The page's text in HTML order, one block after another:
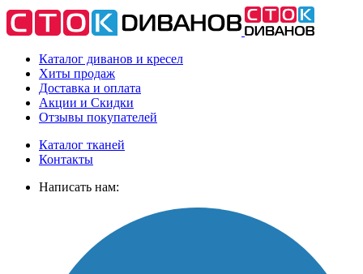
Каталог диванов и кресел
Хиты продаж
Доставка и оплата
Акции и Скидки
Отзывы покупателей
Каталог тканей
Контакты
Написать нам: